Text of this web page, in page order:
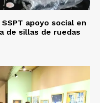
apoyo social en
de sillas de ruedas